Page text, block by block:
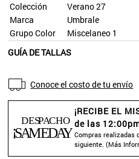
Colección
Verano 27
Marca
Umbrale
Grupo Color
Miscelaneo 1
GUÍA DE TALLAS
Conoce el costo de tu envío
¡RECIBE EL
de las
Compras realizadas
siguiente. (Más